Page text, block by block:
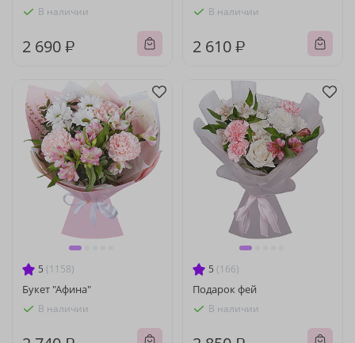
В наличии
2 690 ₽
В наличии
2 610 ₽
5 (1158)
Букет "Афина"
В наличии
5 (166)
Подарок фей
В наличии